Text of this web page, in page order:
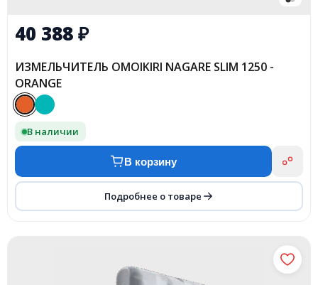
40 388₽
ИЗМЕЛЬЧИТЕЛЬ OMOIKIRI NAGARE SLIM 1250 -
ORANGE
В наличии
В корзину
Подробнее о товаре